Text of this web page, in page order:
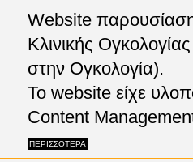
Website
Κλινικής
στην Ογκολογία).
To website είχε
Content
ΠΕΡΙΣΣΟΤΕΡΑ